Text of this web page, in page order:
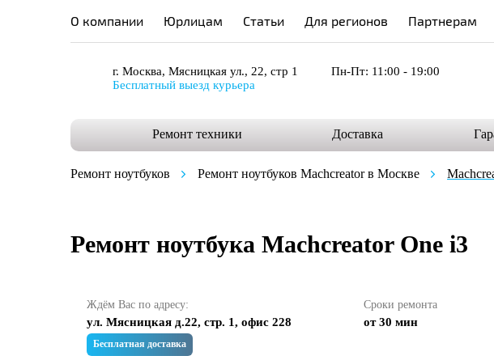
О компании Юрлицам Статьи Для регионов Партнерам
г. Москва, Мясницкая ул., 22, стр 1
Пн-Пт: 11:00 - 19:00
Бесплатный выезд курьера
Ремонт техники Доставка
Ремонт ноутбуков Ремонт ноутбуков Machcreator в Москве
Ремонт ноутбука Machcreator One i3
Ждём Вас по адресу:
ул. Мясницкая д.22, стр. 1, офис 228
Бесплатная доставка
Сроки ремонта
от 30 мин